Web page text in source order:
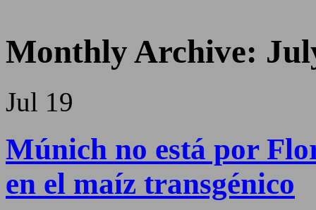
Monthly Archive:
Jul 19
Múnich no está por
en el maíz transgénico